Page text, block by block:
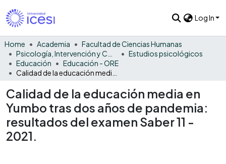
Log In
Home Academia
Facultad de Ciencias Humanas
Estudios psicológicos
Educación
Educación - ORE
Calidad de la educación media en
Yumbo tras dos años de pandemia:
resultados del examen Saber 11 -
2021.